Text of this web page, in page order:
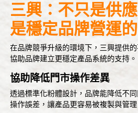
三興：不只是供
是穩定品牌營運
在品牌競爭升級的環境下，三興提供
協助品牌建立更穩定產品系統的支持。
協助降低門市操作差異
透過標準化粉體設計，品牌能降低不
操作誤差，讓產品更容易被複製與管理